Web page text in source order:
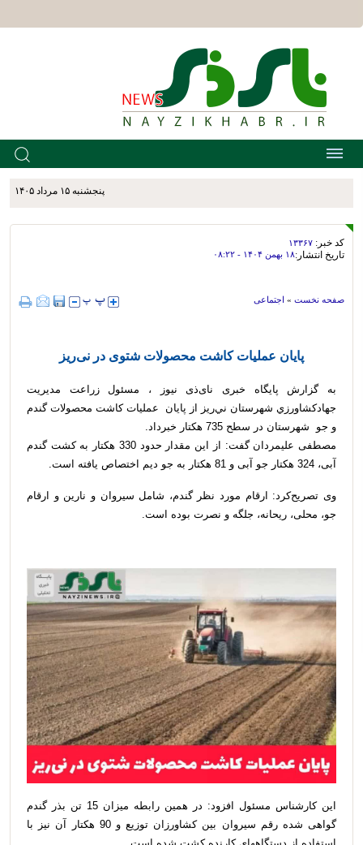
پنجشنبه ۱۵ مرداد ۱۴۰۵
کد خبر: ۱۳۳۶۷
تاریخ انتشار:۱۸ بهمن ۱۴۰۴ - ۰۸:۲۲
صفحه نخست » اجتماعی
پايان عملیات کاشت محصولات شتوی در نی‌ریز
به گزارش پایگاه خبری نای‌ذی نیوز ، مسئول زراعت مدیریت
جهادكشاورزي شهرستان ني‌ريز از پايان عملیات کاشت محصولات گندم
و جو شهرستان در سطح 735 هکتار خبرداد.
مصطفی علیمردان گفت: از این مقدار حدود 330 هکتار به کشت گندم
آبی، 324 هکتار جو آبی و 81 هکتار به جو دیم اختصاص یافته است.
وی تصریح‌کرد: ارقام مورد نظر گندم، شامل سیروان و نارین و ارقام
جو، محلی، ریحانه، جلگه و نصرت بوده است.
این کارشناس مسئول افزود: در همین رابطه میزان 15 تن بذر گندم
گواهی شده رقم سیروان بین کشاورزان توزیع و 90 هکتار آن نیز با